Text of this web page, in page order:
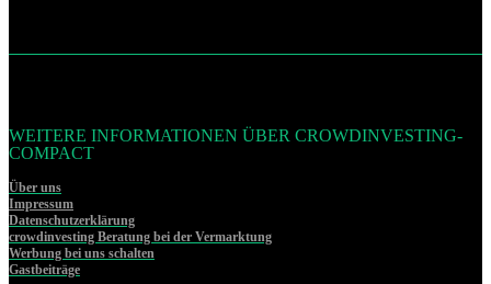
WEITERE INFORMATIONEN ÜBER CROWDINVESTING-
COMPACT
Über uns
Impressum
Datenschutzerklärung
crowdinvesting Beratung bei der Vermarktung
Werbung bei uns schalten
Gastbeiträge